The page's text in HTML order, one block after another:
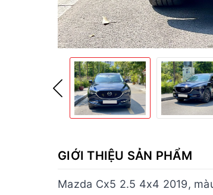
GIỚI THIỆU SẢN PHẨM
Mazda Cx5 2.5 4x4 2019,